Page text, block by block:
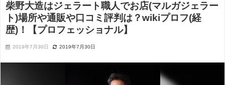
柴野大造はジェラート職人でお店(マルガジェラー
ト)場所や通販や口コミ評判は？wikiプロフ(経
歴)！【プロフェッショナル】
2019年7月30日 2019年7月30日